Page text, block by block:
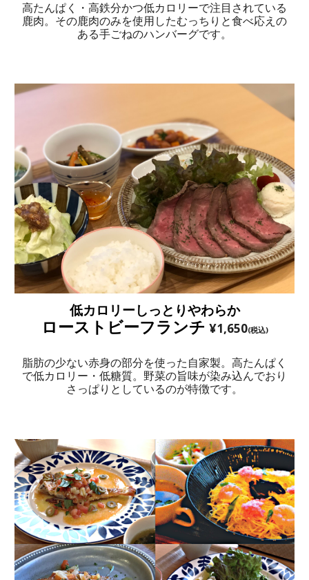
高たんぱく・高鉄分かつ低カロリーで注目されている
鹿肉。その鹿肉のみを使用したむっちりと食べ応えの
ある手ごねのハンバーグです。
低カロリーしっとりやわらか
ローストビーフランチ ¥1,650(税込)
脂肪の少ない赤身の部分を使った自家製。高たんぱく
で低カロリー・低糖質。野菜の旨味が染み込んでおり
さっぱりとしているのが特徴です。